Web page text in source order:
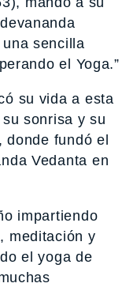
sencilla
el Yoga.”
su vida a esta
sonrisa y su
donde fundó el
Vedanta en
impartiendo
meditación y
el yoga de